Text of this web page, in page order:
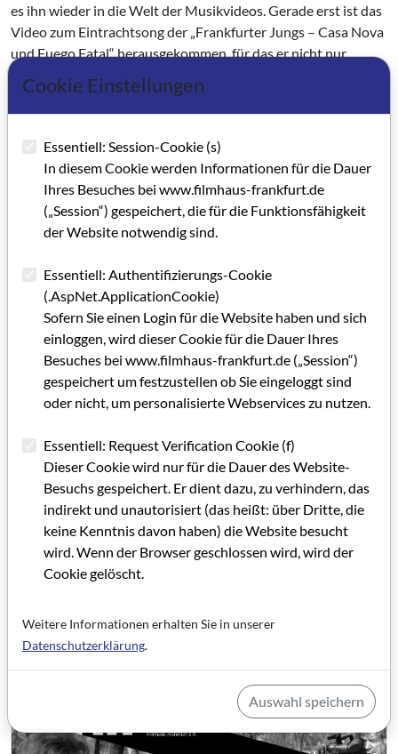
es ihn wieder in die Welt der Musikvideos. Gerade erst ist das
Video zum Eintrachtsong der „Frankfurter Jungs – Casa Nova
und Fuego Fatal“ herausgekommen, für das er nicht nur
Schnitt, sondern auch Kamera und Regie gemacht hat.
Die schrägsten Stories aber habe er entwickelt, Mitte der
und Mitinitiator der Oberhausener Kurzfilmtage Detten
Schleiermacher kennenlernte. Mitten in der eigenen
Selbstfindungsphase jener Zeit lebte er für einundeinhalb
Jahre bei ihm; gemeinsam gingen sie auf Ideentrips und
entwickelten die abgedrehtesten Filmgeschichten, „so
heute, mehr geprägt als gedacht.
Kategorie: Personenportrait (GRIP FACE)
Schlagworte: Crew, Postproduktion, Imagefilm
Cookie Einstellungen
Essentiell: Session-Cookie (s)
In diesem Cookie werden Informationen für die Dauer
Ihres Besuches bei www.filmhaus-frankfurt.de
(„Session“) gespeichert, die für die Funktionsfähigkeit
der Website notwendig sind.
Essentiell: Authentifizierungs-Cookie
(.AspNet.ApplicationCookie)
Sofern Sie einen Login für die Website haben und sich
einloggen, wird dieser Cookie für die Dauer Ihres
Besuches bei www.filmhaus-frankfurt.de („Session“)
gespeichert um festzustellen ob Sie eingeloggt sind
oder nicht, um personalisierte Webservices zu nutzen.
Essentiell: Request Verification Cookie (f)
Dieser Cookie wird nur für die Dauer des Website-
Besuchs gespeichert. Er dient dazu, zu verhindern, das
indirekt und unautorisiert (das heißt: über Dritte, die
keine Kenntnis davon haben) die Website besucht
wird. Wenn der Browser geschlossen wird, wird der
Cookie gelöscht.
Weitere Informationen erhalten Sie in unserer
Datenschutzerklärung.
Auswahl speichern